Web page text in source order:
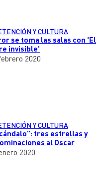
Y CULTURA
se toma las salas con 'El
invisible'
2020
Y CULTURA
tres estrellas y
al Oscar
2020